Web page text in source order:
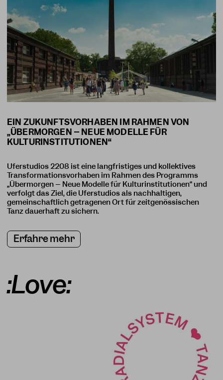
EIN ZUKUNFTSVORHABEN IM RAHMEN VON
„ÜBERMORGEN – NEUE MODELLE FÜR
Uferstudios 2208 ist eine langfristiges und kollektives
Transformationsvorhaben im Rahmen des Programms
„Übermorgen – Neue Modelle für Kulturinstitutionen“ und
verfolgt das Ziel, die Uferstudios als nachhaltigen,
gemeinschaftlich getragenen Ort für zeitgenössischen
Tanz dauerhaft zu sichern.
Erfahre mehr
:Love: